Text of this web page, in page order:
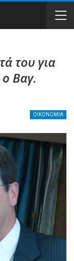
του για
Βαγ.
ΟΙΚΟΝΟΜΙΑ